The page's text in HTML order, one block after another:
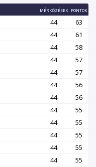
MÉRKŐZÉSEK PONTOK
44
63
44
61
44
58
44
57
44
57
44
56
44
56
44
55
44
55
44
55
44
55
44
55